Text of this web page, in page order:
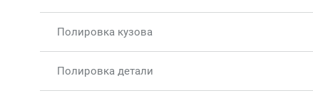
Полировка кузова
Полировка детали